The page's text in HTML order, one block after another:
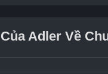
Adler Về